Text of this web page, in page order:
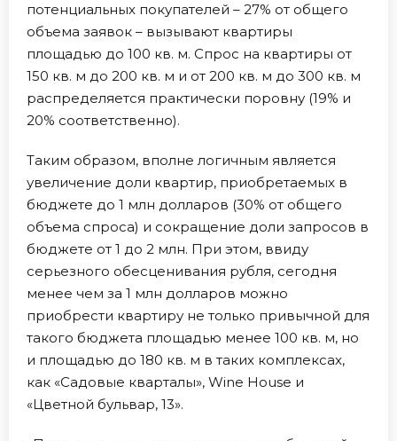
потенциальных покупателей – 27% от общего
объема заявок – вызывают квартиры
площадью до 100 кв. м. Спрос на квартиры от
150 кв. м до 200 кв. м и от 200 кв. м до 300 кв. м
распределяется практически поровну (19% и
20% соответственно).
Таким образом, вполне логичным является
увеличение доли квартир, приобретаемых в
бюджете до 1 млн долларов (30% от общего
объема спроса) и сокращение доли запросов в
бюджете от 1 до 2 млн. При этом, ввиду
серьезного обесценивания рубля, сегодня
менее чем за 1 млн долларов можно
приобрести квартиру не только привычной для
такого бюджета площадью менее 100 кв. м, но
и площадью до 180 кв. м в таких комплексах,
как «Садовые кварталы», Wine House и
«Цветной бульвар, 13».